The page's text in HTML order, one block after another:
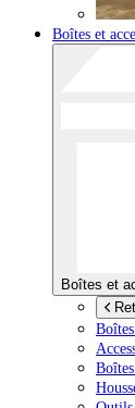
Boîtes et
Boîtes et